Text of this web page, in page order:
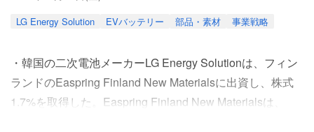
LG Energy Solution EVバッテリー 部品・素材 事業戦略
・韓国の二次電池メーカーLG Energy Solutionは、フィン
ランドのEaspring Finland New Materialsに出資し、株式
1.7%を取得した。Easpring Finland New Materialsは、